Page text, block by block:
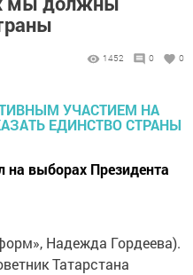
1452 0 0
на выборах Президента
Надежда Гордеева).
Татарстана